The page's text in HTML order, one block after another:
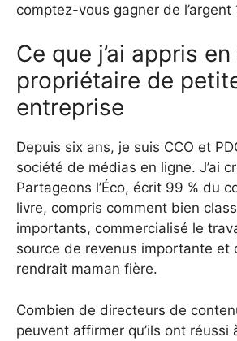
comptez-vous gagner de l’argent
Ce que j’ai appris
propriétaire de
entreprise
Depuis six ans, je suis CCO et
société de médias en ligne. J’ai
Partageons l’Éco, écrit 99 % du
livre, compris comment bien
importants, commercialisé le
source de revenus importante et
rendrait maman fière.
Combien de directeurs de
peuvent affirmer qu’ils ont réussi